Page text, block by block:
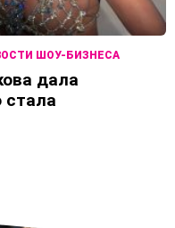
ШОУ-БИЗНЕСА
дала
стала